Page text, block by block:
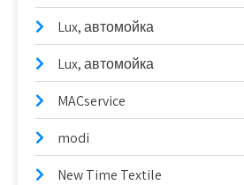
Lux, автомойка
Lux, автомойка
MACservice
modi
New Time Textile